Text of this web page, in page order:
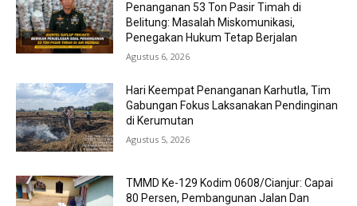
Penanganan 53 Ton Pasir Timah di
Belitung: Masalah Miskomunikasi,
Penegakan Hukum Tetap Berjalan
Agustus 6, 2026
Hari Keempat Penanganan Karhutla, Tim
Gabungan Fokus Laksanakan Pendinginan
di Kerumutan
Agustus 5, 2026
TMMD Ke-129 Kodim 0608/Cianjur: Capai
80 Persen, Pembangunan Jalan Dan